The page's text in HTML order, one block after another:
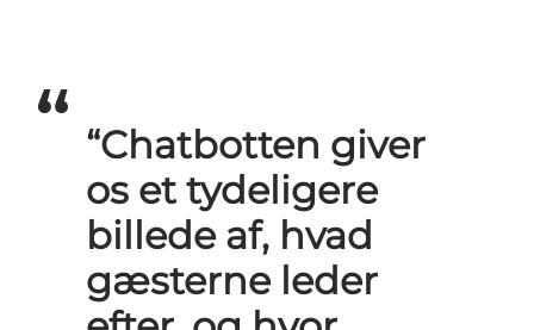
“Chatbotten giver
os et tydeligere
billede af, hvad
gæsterne leder